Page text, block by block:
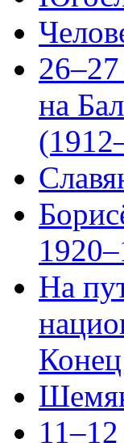
на
На